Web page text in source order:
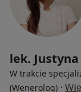
lek.
W trakcie
(Wenerolog) ·